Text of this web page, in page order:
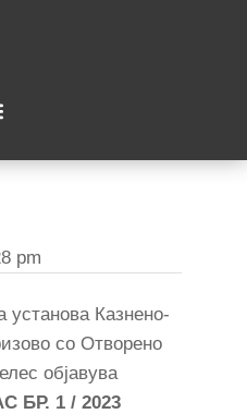
pm
установа Казнено-
со Отворено
објавува
БР. 1 / 2023